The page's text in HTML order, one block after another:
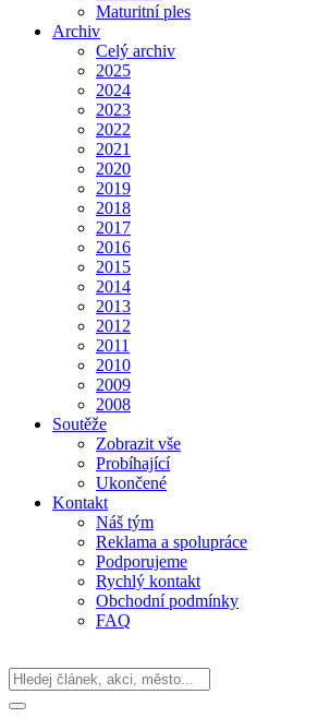
Maturitní ples
Archiv
Celý archiv
2025
2024
2023
2022
2021
2020
2019
2018
2017
2016
2015
2014
2013
2012
2011
2010
2009
2008
Soutěže
Zobrazit vše
Probíhající
Ukončené
Kontakt
Náš tým
Reklama a spolupráce
Podporujeme
Rychlý kontakt
Obchodní podmínky
FAQ